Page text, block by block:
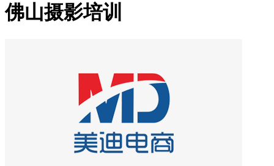
佛山摄影培训